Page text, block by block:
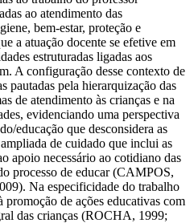
ao atendimento das
bem-estar, proteção e
a atuação docente se efetive em
estruturadas ligadas aos
A configuração desse contexto de
pautadas pela hierarquização das
de atendimento às crianças e na
evidenciando uma perspectiva
educação que desconsidera as
de cuidado que inclui as
apoio necessário ao cotidiano das
processo de educar (CAMPOS,
Na especificidade do trabalho
de ações educativas com
das crianças (ROCHA, 1999;